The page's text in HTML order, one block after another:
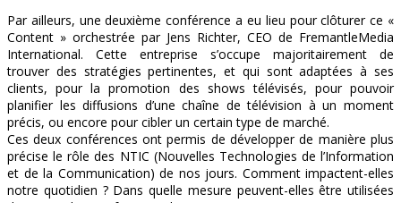
Par ailleurs, une deuxième conférence a eu lieu pour clôturer ce «
Content » orchestrée par Jens Richter, CEO de FremantleMedia
International. Cette entreprise s’occupe majoritairement de
trouver des stratégies pertinentes, et qui sont adaptées à ses
clients, pour la promotion des shows télévisés, pour pouvoir
planifier les diffusions d’une chaîne de télévision à un moment
précis, ou encore pour cibler un certain type de marché.
Ces deux conférences ont permis de développer de manière plus
précise le rôle des NTIC (Nouvelles Technologies de l’Information
et de la Communication) de nos jours. Comment impactent-elles
notre quotidien ? Dans quelle mesure peuvent-elles être utilisées